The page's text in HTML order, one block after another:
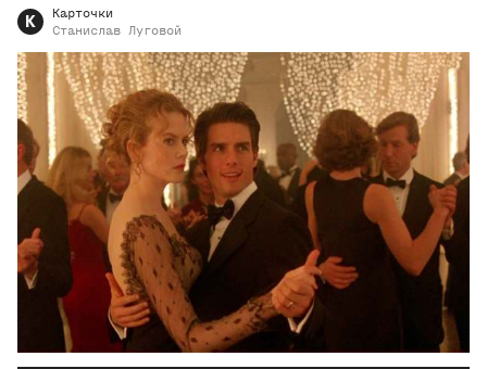
К
Карточки
Станислав
Луговой